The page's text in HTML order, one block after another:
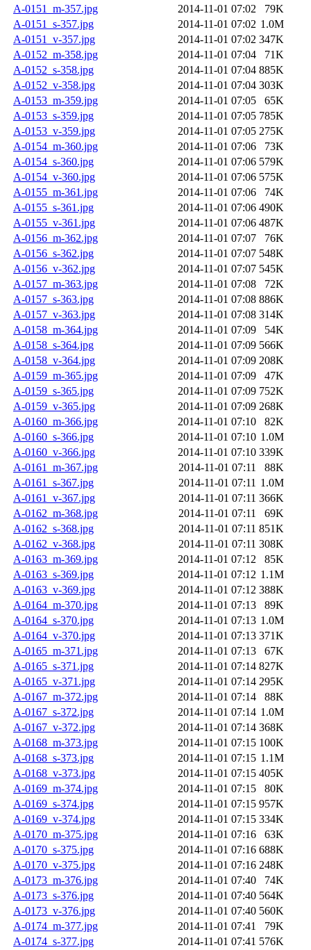
A-0151_m-357.jpg
2014-11-01 07:02
79K
A-0151_s-357.jpg
2014-11-01 07:02 1.0M
A-0151_v-357.jpg
2014-11-01 07:02 347K
A-0152_m-358.jpg
2014-11-01 07:04
71K
A-0152_s-358.jpg
2014-11-01 07:04 885K
A-0152_v-358.jpg
2014-11-01 07:04 303K
A-0153_m-359.jpg
2014-11-01 07:05
65K
A-0153_s-359.jpg
2014-11-01 07:05 785K
A-0153_v-359.jpg
2014-11-01 07:05 275K
A-0154_m-360.jpg
2014-11-01 07:06
73K
A-0154_s-360.jpg
2014-11-01 07:06 579K
A-0154_v-360.jpg
2014-11-01 07:06 575K
A-0155_m-361.jpg
2014-11-01 07:06
74K
A-0155_s-361.jpg
2014-11-01 07:06 490K
A-0155_v-361.jpg
2014-11-01 07:06 487K
A-0156_m-362.jpg
2014-11-01 07:07
76K
A-0156_s-362.jpg
2014-11-01 07:07 548K
A-0156_v-362.jpg
2014-11-01 07:07 545K
A-0157_m-363.jpg
2014-11-01 07:08
72K
A-0157_s-363.jpg
2014-11-01 07:08 886K
A-0157_v-363.jpg
2014-11-01 07:08 314K
A-0158_m-364.jpg
2014-11-01 07:09
54K
A-0158_s-364.jpg
2014-11-01 07:09 566K
A-0158_v-364.jpg
2014-11-01 07:09 208K
A-0159_m-365.jpg
2014-11-01 07:09
47K
A-0159_s-365.jpg
2014-11-01 07:09 752K
A-0159_v-365.jpg
2014-11-01 07:09 268K
A-0160_m-366.jpg
2014-11-01 07:10
82K
A-0160_s-366.jpg
2014-11-01 07:10 1.0M
A-0160_v-366.jpg
2014-11-01 07:10 339K
A-0161_m-367.jpg
2014-11-01 07:11
88K
A-0161_s-367.jpg
2014-11-01 07:11 1.0M
A-0161_v-367.jpg
2014-11-01 07:11 366K
A-0162_m-368.jpg
2014-11-01 07:11
69K
A-0162_s-368.jpg
2014-11-01 07:11 851K
A-0162_v-368.jpg
2014-11-01 07:11 308K
A-0163_m-369.jpg
2014-11-01 07:12
85K
A-0163_s-369.jpg
2014-11-01 07:12 1.1M
A-0163_v-369.jpg
2014-11-01 07:12 388K
A-0164_m-370.jpg
2014-11-01 07:13
89K
A-0164_s-370.jpg
2014-11-01 07:13 1.0M
A-0164_v-370.jpg
2014-11-01 07:13 371K
A-0165_m-371.jpg
2014-11-01 07:13
67K
A-0165_s-371.jpg
2014-11-01 07:14 827K
A-0165_v-371.jpg
2014-11-01 07:14 295K
A-0167_m-372.jpg
2014-11-01 07:14
88K
A-0167_s-372.jpg
2014-11-01 07:14 1.0M
A-0167_v-372.jpg
2014-11-01 07:14 368K
A-0168_m-373.jpg
2014-11-01 07:15 100K
A-0168_s-373.jpg
2014-11-01 07:15 1.1M
A-0168_v-373.jpg
2014-11-01 07:15 405K
A-0169_m-374.jpg
2014-11-01 07:15
80K
A-0169_s-374.jpg
2014-11-01 07:15 957K
A-0169_v-374.jpg
2014-11-01 07:15 334K
A-0170_m-375.jpg
2014-11-01 07:16
63K
A-0170_s-375.jpg
2014-11-01 07:16 688K
A-0170_v-375.jpg
2014-11-01 07:16 248K
A-0173_m-376.jpg
2014-11-01 07:40
74K
A-0173_s-376.jpg
2014-11-01 07:40 564K
A-0173_v-376.jpg
2014-11-01 07:40 560K
A-0174_m-377.jpg
2014-11-01 07:41
79K
A-0174_s-377.jpg
2014-11-01 07:41 576K